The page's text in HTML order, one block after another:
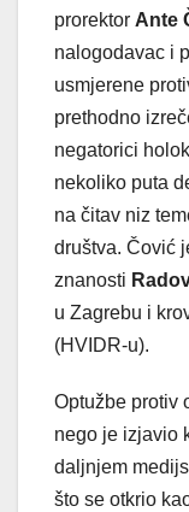
prorektor Ante
nalogodavac i
usmjerene
prethodno
negatorici
nekoliko puta
na čitav niz
društva. Čović
znanosti
u Zagrebu i
(HVIDR-u).
Optužbe protiv
nego je izjavio
daljnjem
što se otkrio